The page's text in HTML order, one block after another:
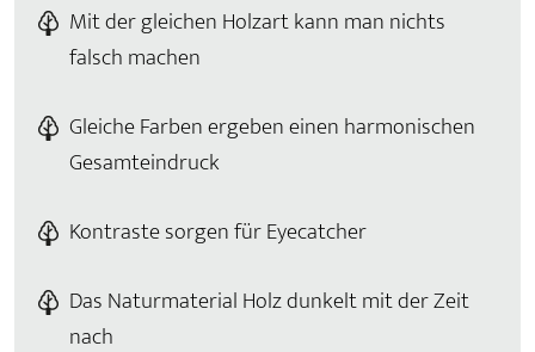
Mit der gleichen Holzart kann man nichts
falsch machen
Gleiche Farben ergeben einen harmonischen
Gesamteindruck
Kontraste sorgen für Eyecatcher
Das Naturmaterial Holz dunkelt mit der Zeit
nach